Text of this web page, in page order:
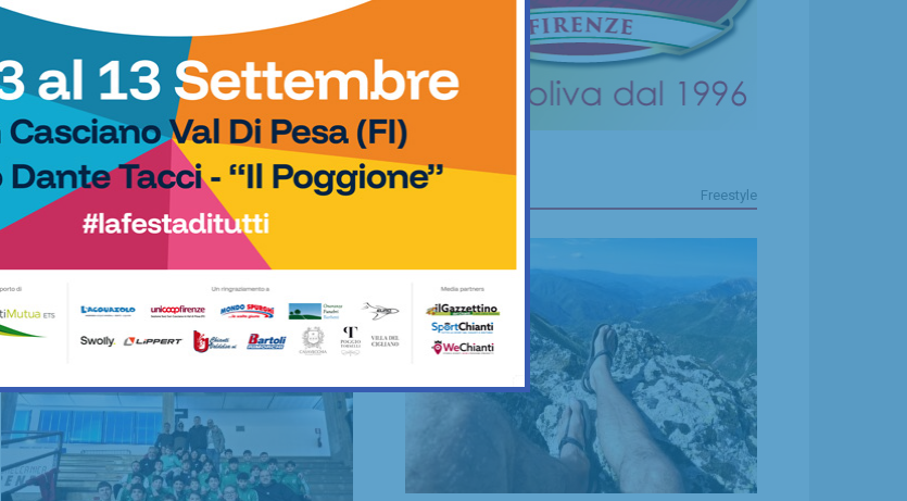
Pallamano
Pallamano Tavarnelle sotto tono:
Medicea passa al PalaBustecca
26-23
La squadra di Frank mantiene comunque il terzo
posto in classifica a quattro giornate dal termine
FREESTYLE Freestyle